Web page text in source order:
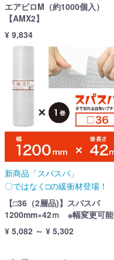
エアピロM（約1000個入）
【AMX2】
¥ 9,834
新商品「スパスパ」
〇ではなく□の緩衝材登場！
【□36（2層品)】スパスパ
1200mm×42ｍ ※幅変更可能
¥ 5,082 ～ ¥ 5,302